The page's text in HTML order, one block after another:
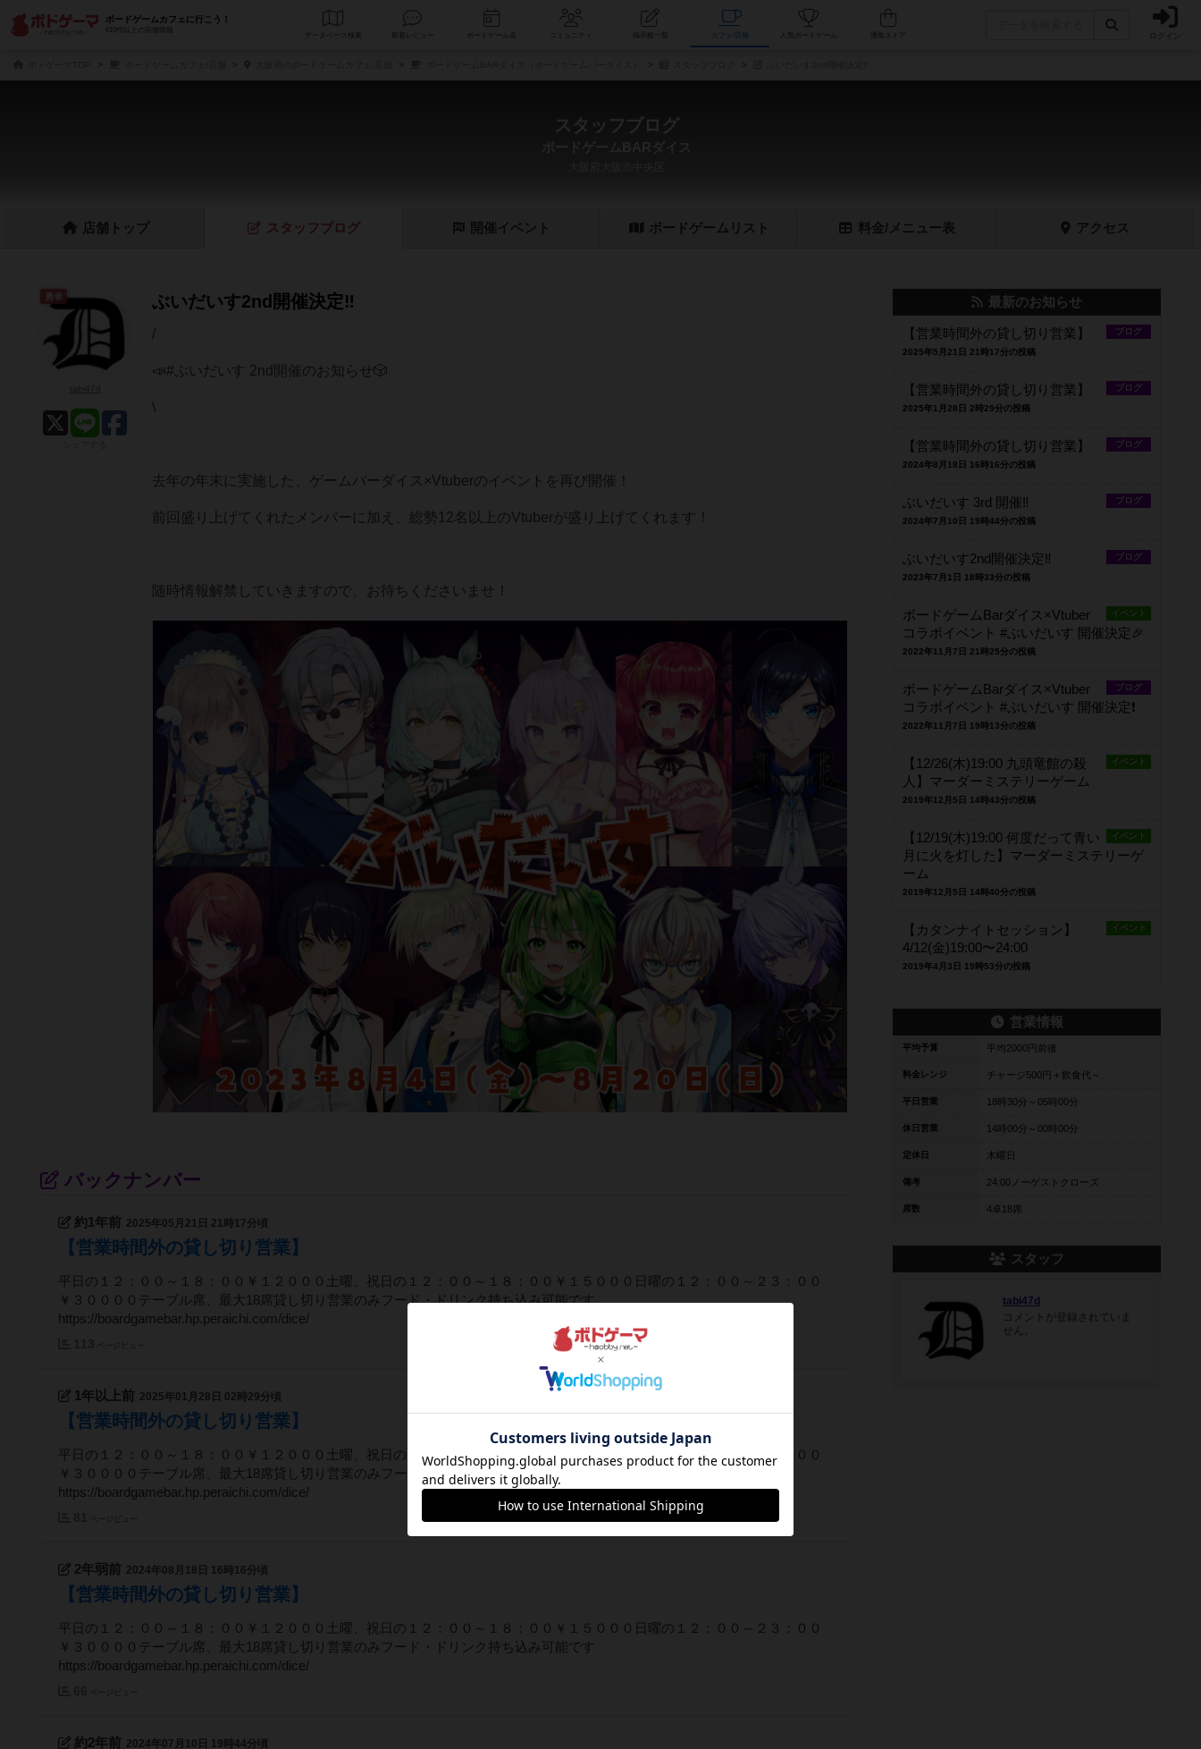
ボードゲームカフェに行こう！
610件以上の店舗情報
データベース コミュニティ 掲示板一覧 人気ボードゲーム ログイン
スタッフブログ
店舗 トップ スタッフ ブログ 開催イベント ボードゲーム リスト 料金/メニュー表 アクセス
ぶいだいす2nd開催決定‼️
/
📣#ぶいだいす 2nd開催のお知らせ🎲
\
去年の年末に実施した、ゲームバーダイス×Vtuberのイベントを再び開催！
前回盛り上げてくれたメンバーに加え、総勢12名以上のVtuberが盛り上げてくれます！
随時情報解禁していきますので、お待ちくださいませ！
勇者
バックナンバー
約1年前 2025年05月21日 21時17分頃
【営業時間外の貸し切り営業】
平日の１２：００～１８：００￥１２０００土曜、祝日の１２：００～１８：００￥１５０００日曜の１２：００～２３：００
￥３００００テーブル席、最大18席貸し切り営業のみフード・ドリンク持ち込み可能です
https://boardgamebar.hp.peraichi.com/dice/
1年以上前 2025年01月28日 02時29分頃
【営業時間外の貸し切り営業】
平日の１２：００～１８：００￥１２０００土曜、祝日の１２：００～１８：００￥１５０００日曜の１２：００～２３：００
￥３００００テーブル席、最大18席貸し切り営業のみフード・ドリンク持ち込み可能です
https://boardgamebar.hp.peraichi.com/dice/
2年弱前 2024年08月18日 16時16分頃
【営業時間外の貸し切り営業】
平日の１２：００～１８：００￥１２０００土曜、祝日の１２：００～１８：００￥１５０００日曜の１２：００～２３：００
￥３００００テーブル席、最大18席貸し切り営業のみフード・ドリンク持ち込み可能です
https://boardgamebar.hp.peraichi.com/dice/
約2年前 2024年07月10日 19時44分頃
最新のお知らせ
ブログ
【営業時間外の貸し切り営業】
2025年5月21日 21時17分の投稿
ブログ
【営業時間外の貸し切り営業】
2025年1月28日 2時29分の投稿
ブログ
【営業時間外の貸し切り営業】
2024年8月18日 16時16分の投稿
ブログ
ぶいだいす 3rd 開催‼️
2024年7月10日 19時44分の投稿
ブログ
ぶいだいす2nd開催決定‼️
2023年7月1日 18時33分の投稿
イベント
ボードゲームBarダイス×Vtuber
コラボイベント #ぶいだいす 開催決定🎉
2022年11月7日 21時25分の投稿
ブログ
ボードゲームBarダイス×Vtuber
コラボイベント #ぶいだいす 開催決定❗️
2022年11月7日 19時13分の投稿
イベント
【12/26(木)19:00 九頭竜館の殺
人】マーダーミステリーゲーム
2019年12月5日 14時43分の投稿
イベント
【12/19(木)19:00 何度だって青い
月に火を灯した】マーダーミステリーゲ
ーム
2019年12月5日 14時40分の投稿
イベント
【カタンナイトセッション】
4/12(金)19:00〜24:00
2019年4月3日 19時53分の投稿
営業情報
平均予算 平均2000円前後
料金レンジ チャージ500円＋飲食代～.
平日営業 18時30分～05時00分
休日営業 14時00分～00時00分
定休日 木曜日
備考 24:00ノーゲストクローズ
席数 4卓18席
スタッフ
tabi47d
コメントが登録されていま
せん。